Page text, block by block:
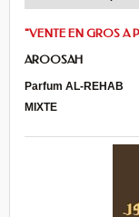
"VENTE EN GROS A
AROOSAH
Parfum AL-REHAB
MIXTE